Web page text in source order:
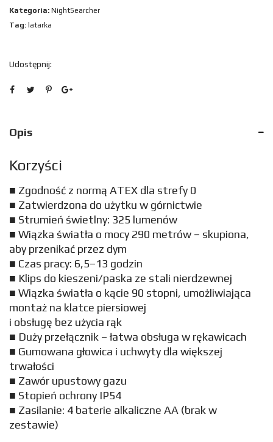
SIGMA
Kategoria: NightSearcher
Tag: latarka
Udostępnij:
Opis
Korzyści
■ Zgodność z normą ATEX dla strefy 0
■ Zatwierdzona do użytku w górnictwie
■ Strumień świetlny: 325 lumenów
■ Wiązka światła o mocy 290 metrów – skupiona,
aby przenikać przez dym
■ Czas pracy: 6,5–13 godzin
■ Klips do kieszeni/paska ze stali nierdzewnej
■ Wiązka światła o kącie 90 stopni, umożliwiająca
montaż na klatce piersiowej
i obsługę bez użycia rąk
■ Duży przełącznik – łatwa obsługa w rękawicach
■ Gumowana głowica i uchwyty dla większej
trwałości
■ Zawór upustowy gazu
■ Stopień ochrony IP54
■ Zasilanie: 4 baterie alkaliczne AA (brak w
zestawie)